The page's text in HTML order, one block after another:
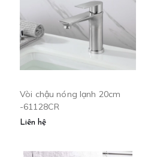
Vòi chậu nóng lạnh 20cm
-61128CR
Liên hệ